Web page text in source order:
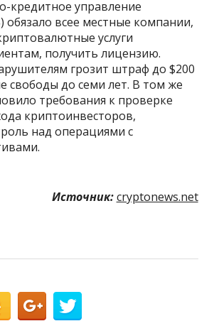
кредитное управление
обязало всее местные компании,
услуги
получить лицензию.
грозит штраф до $200
свободы до семи лет. В том же
требования к проверке
криптоинвесторов,
над операциями с
Источник: cryptonews.net